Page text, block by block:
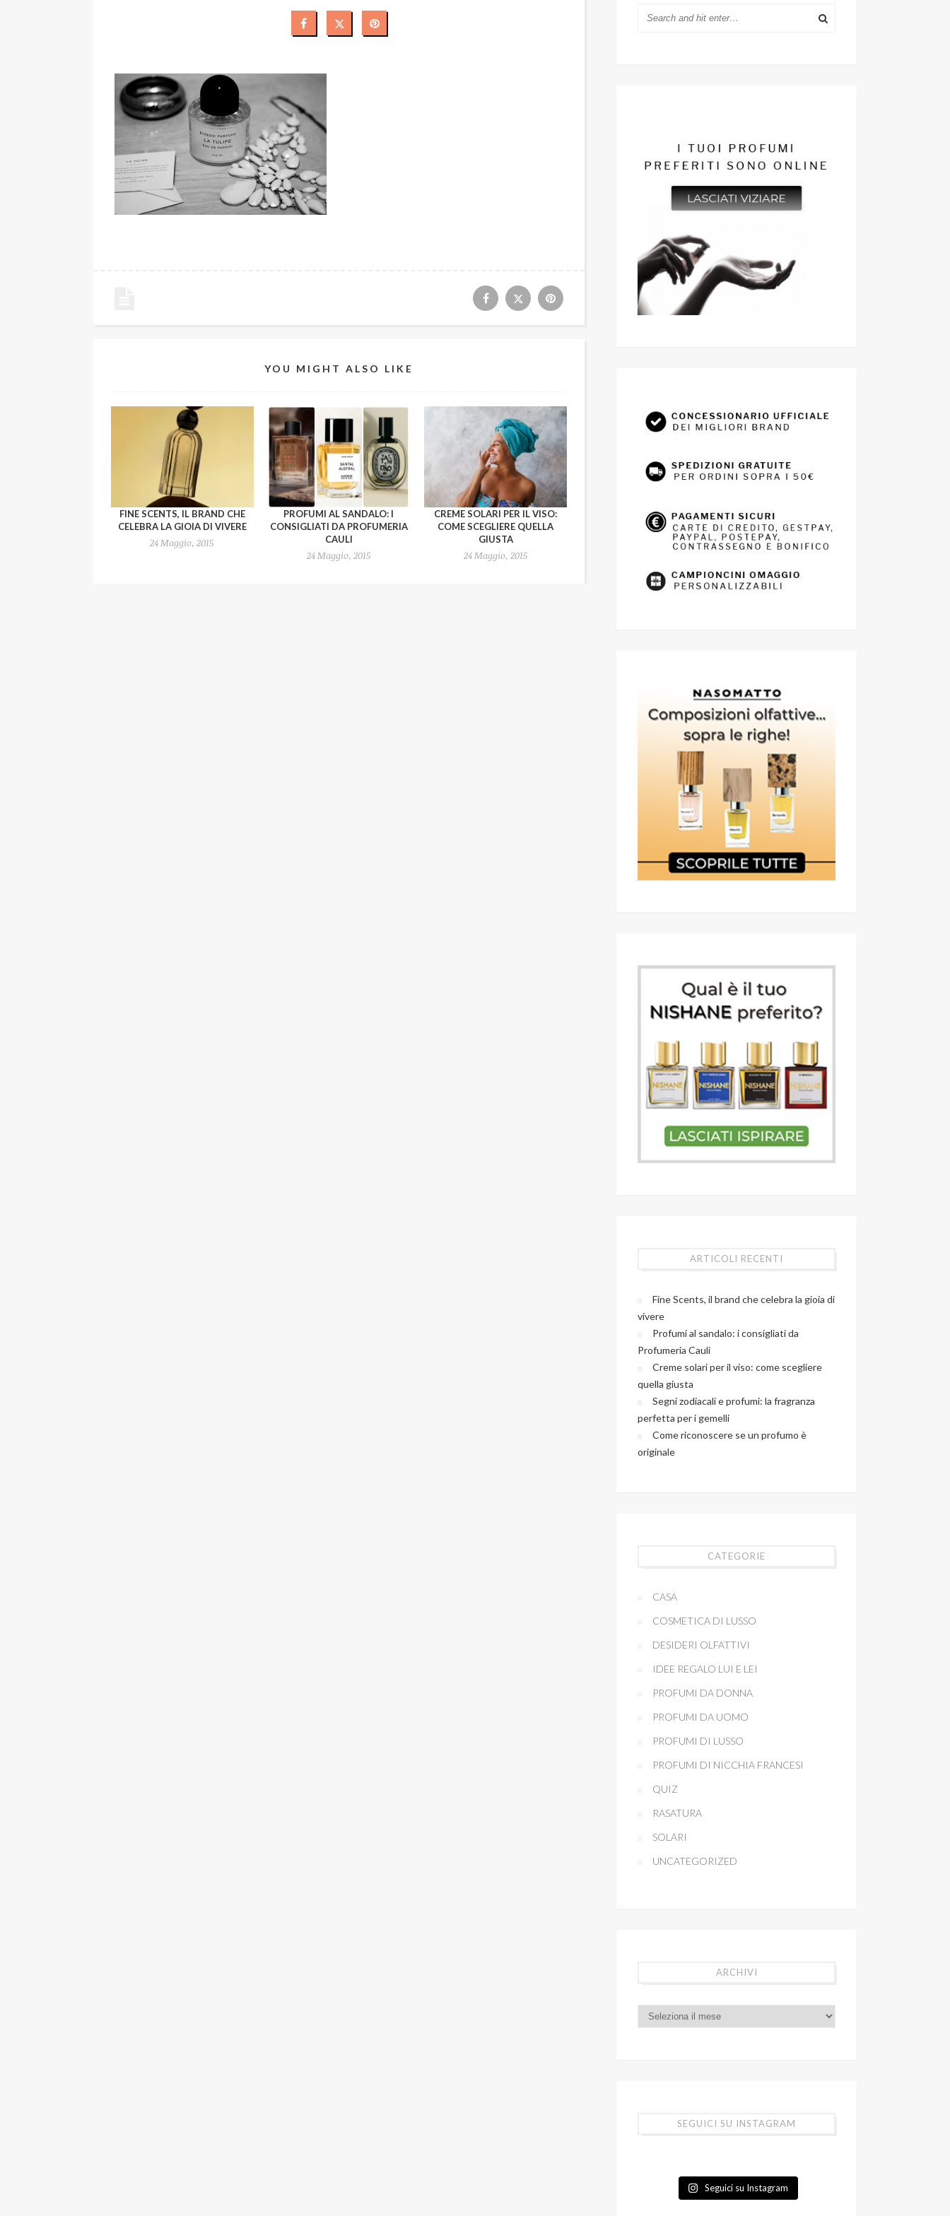
YOU MIGHT ALSO LIKE
FINE SCENTS, IL BRAND CHE
CELEBRA LA GIOIA DI VIVERE
24 Maggio, 2015
PROFUMI AL SANDALO: I
CONSIGLIATI DA PROFUMERIA
CAULI
24 Maggio, 2015
CREME SOLARI PER IL VISO:
COME SCEGLIERE QUELLA
GIUSTA
24 Maggio, 2015
ARTICOLI RECENTI
Fine Scents, il brand che celebra la gioia di
vivere
Profumi al sandalo: i consigliati da
Profumeria Cauli
Creme solari per il viso: come scegliere
quella giusta
Segni zodiacali e profumi: la fragranza
perfetta per i gemelli
Come riconoscere se un profumo è
originale
CATEGORIE
CASA
COSMETICA DI LUSSO
DESIDERI OLFATTIVI
IDEE REGALO LUI E LEI
PROFUMI DA DONNA
PROFUMI DA UOMO
PROFUMI DI LUSSO
PROFUMI DI NICCHIA FRANCESI
QUIZ
RASATURA
SOLARI
UNCATEGORIZED
ARCHIVI
SEGUICI SU INSTAGRAM
Seguici su Instagram